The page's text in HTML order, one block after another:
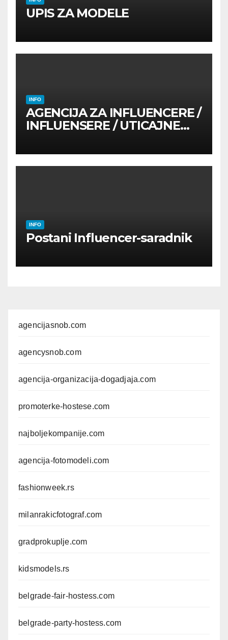
UPIS ZA MODELE
INFO
AGENCIJA ZA INFLUENCERE /
INFLUENSERE / UTICAJNE
INFO
Postani Influencer-saradnik
agencijasnob.com
agencysnob.com
agencija-organizacija-dogadjaja.com
promoterke-hostese.com
najboljekompanije.com
agencija-fotomodeli.com
fashionweek.rs
milanrakicfotograf.com
gradprokuplje.com
kidsmodels.rs
belgrade-fair-hostess.com
belgrade-party-hostess.com